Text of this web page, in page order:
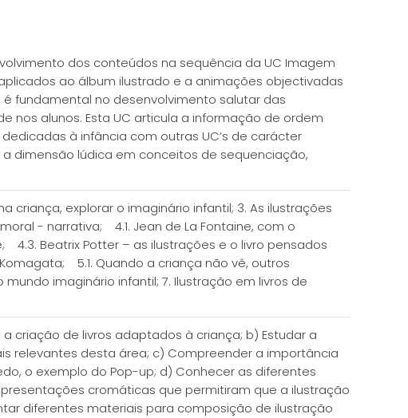
dos conteúdos na sequência da UC Imagem
ao álbum ilustrado e a animações objectivadas
fundamental no desenvolvimento salutar das
nos alunos. Esta UC articula a informação de ordem
à infância com outras UC’s de carácter
dimensão lúdica em conceitos de sequenciação,
criança, explorar o imaginário infantil; 3. As ilustrações
- narrativa; 4.1. Jean de La Fontaine, com o
4.3. Beatrix Potter – as ilustrações e o livro pensados
5.1. Quando a criança não vê, outros
imaginário infantil; 7. Ilustração em livros de
criação de livros adaptados à criança; b) Estudar a
relevantes desta área; c) Compreender a importância
o exemplo do Pop-up; d) Conhecer as diferentes
cromáticas que permitiram que a ilustração
diferentes materiais para composição de ilustração